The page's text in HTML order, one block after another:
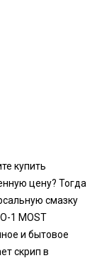
купить
цену? Тогда
смазку
1 MOST
и бытовое
скрип в